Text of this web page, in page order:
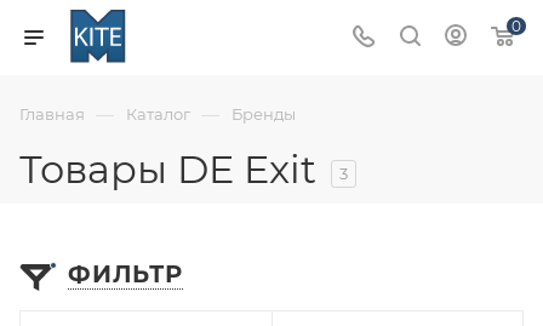
0
Главная — Каталог — Бренды
Товары DE Exit 3
ФИЛЬТР